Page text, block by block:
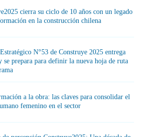
cierra su ciclo de 10 años con un legado
en la construcción chilena
N°53 de Construye 2025 entrega
se prepara para definir la nueva hoja de ruta
a la obra: las claves para consolidar el
femenino en el sector